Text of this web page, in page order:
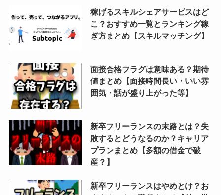
稼げるスキルシェアサービスはど
こ？おすすめ一覧とランキング稼
ぎ方まとめ【スキルマッチング】
面接合格フラグは意味ある？期待
値まとめ【面接時間長い・いい雰
囲気・話が盛り上がった等】
新卒フリーランスの末路とは？失
敗するとどうなるのか？キャリア
プランまとめ【多額の借金で破
産？】
新卒フリーランスはやめとけ？お